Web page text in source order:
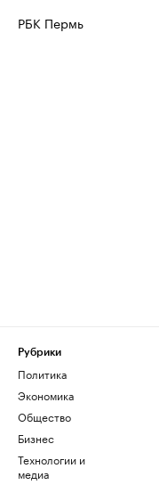
РБК Пермь
Рубрики
Политика
Экономика
Общество
Бизнес
Технологии и
медиа